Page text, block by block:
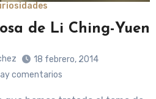
de Li Ching-Yuen
18 febrero, 2014
comentarios